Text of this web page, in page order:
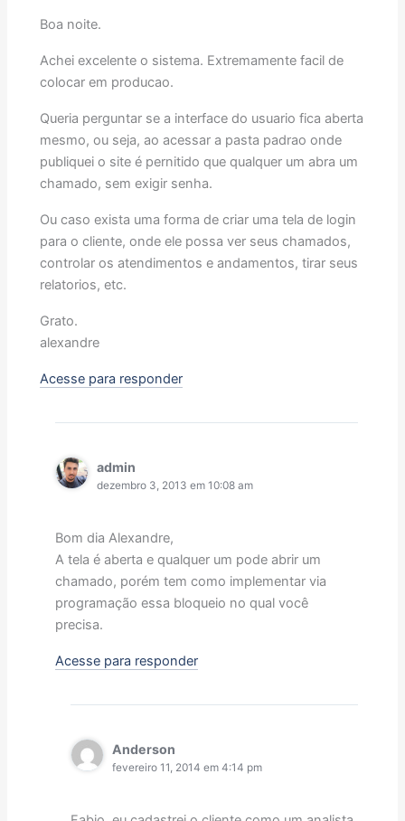
Boa noite.
Achei excelente o sistema. Extremamente facil de
colocar em producao.
Queria perguntar se a interface do usuario fica aberta
mesmo, ou seja, ao acessar a pasta padrao onde
publiquei o site é pernitido que qualquer um abra um
chamado, sem exigir senha.
Ou caso exista uma forma de criar uma tela de login
para o cliente, onde ele possa ver seus chamados,
controlar os atendimentos e andamentos, tirar seus
relatorios, etc.
Grato.
alexandre
Acesse para responder
admin
dezembro 3, 2013 em 10:08 am
Bom dia Alexandre,
A tela é aberta e qualquer um pode abrir um
chamado, porém tem como implementar via
programação essa bloqueio no qual você
precisa.
Acesse para responder
Anderson
fevereiro 11, 2014 em 4:14 pm